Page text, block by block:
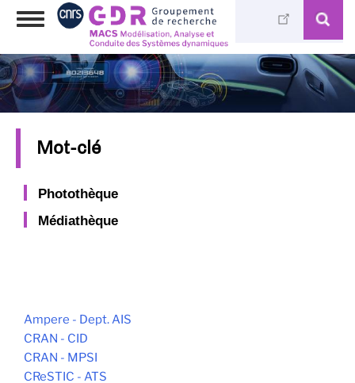
Skip
content
Toggle
Mot-clé
Photothèque
Médiathèque
Ampere - Dept. AIS
CRAN - CID
CRAN - MPSI
CReSTIC - ATS